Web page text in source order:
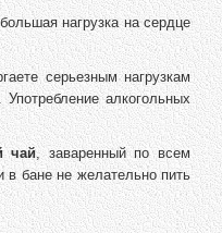
нагрузка на сердце
серьезным нагрузкам
алкогольных
чай, заваренный по всем
бане не желательно пить